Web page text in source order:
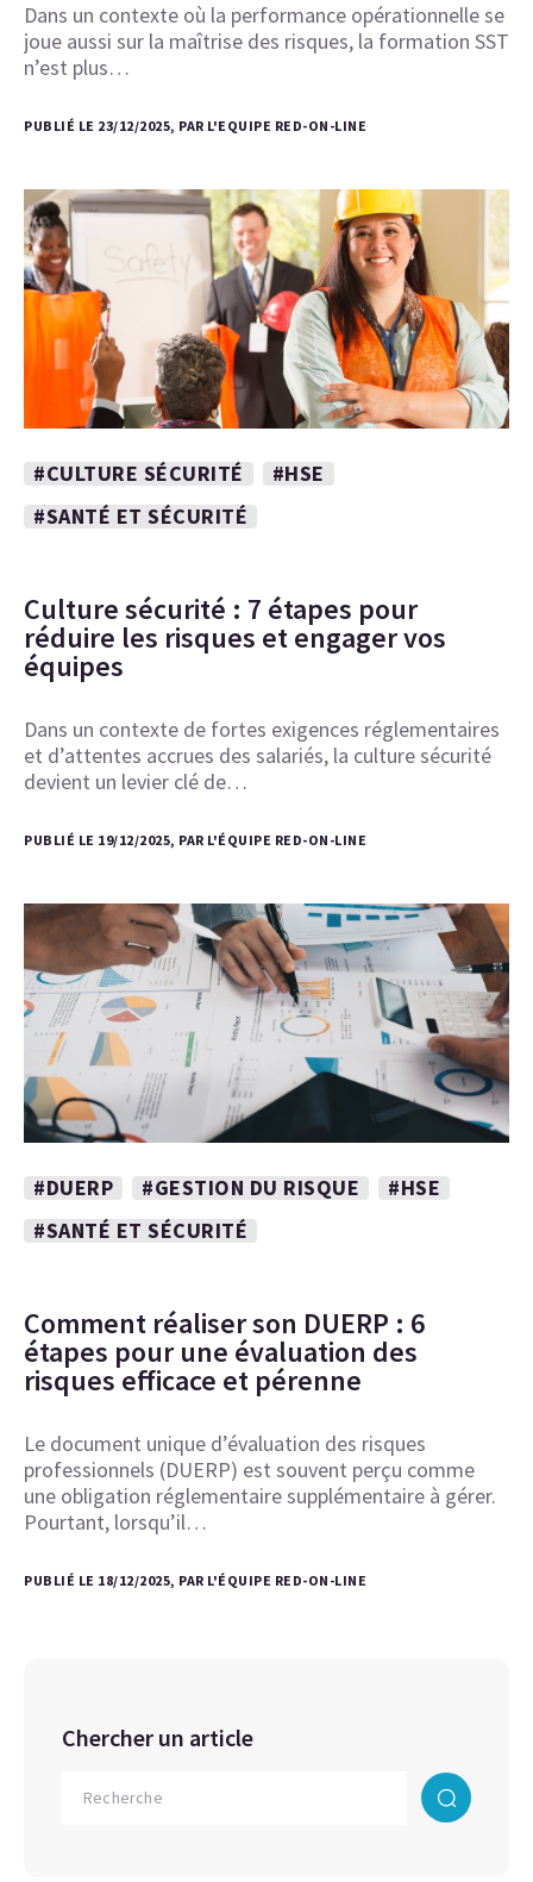
Dans un contexte où la performance opérationnelle se
joue aussi sur la maîtrise des risques, la formation SST
n’est plus…
PUBLIÉ LE 23/12/2025, PAR L'EQUIPE RED-ON-LINE
#CULTURE SÉCURITÉ
#HSE
#SANTÉ ET SÉCURITÉ
Culture sécurité : 7 étapes pour
réduire les risques et engager vos
équipes
Dans un contexte de fortes exigences réglementaires
et d’attentes accrues des salariés, la culture sécurité
devient un levier clé de…
PUBLIÉ LE 19/12/2025, PAR L'ÉQUIPE RED-ON-LINE
#DUERP #GESTION DU RISQUE
#HSE
#SANTÉ ET SÉCURITÉ
Comment réaliser son DUERP : 6
étapes pour une évaluation des
risques efficace et pérenne
Le document unique d’évaluation des risques
professionnels (DUERP) est souvent perçu comme
une obligation réglementaire supplémentaire à gérer.
Pourtant, lorsqu’il…
PUBLIÉ LE 18/12/2025, PAR L'ÉQUIPE RED-ON-LINE
Chercher un article